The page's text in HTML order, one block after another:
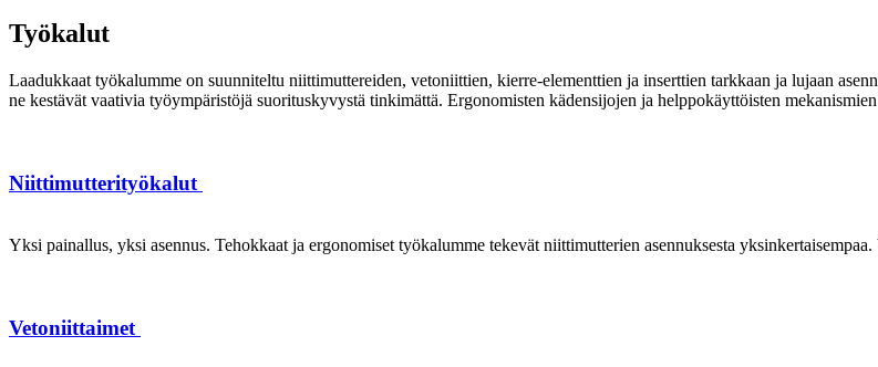
Työkalut
Laadukkaat työkalumme on suunniteltu niittimuttereiden, vetoniittien, kierre-elementtien ja inserttien tarkkaan ja lujaan
ne kestävät vaativia työympäristöjä suorituskyvystä tinkimättä. Ergonomisten kädensijojen ja helppokäyttöisten
Niittimutterityökalut
Yksi painallus, yksi asennus. Tehokkaat ja ergonomiset työkalumme tekevät niittimutterien asennuksesta
Vetoniittaimet